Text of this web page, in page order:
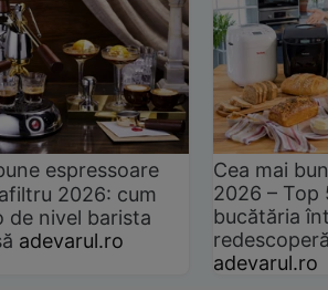
espressoare
2026: cum
de nivel barista
adevarul.ro
Cea mai
2026 –
bucătăria
adevarul.ro